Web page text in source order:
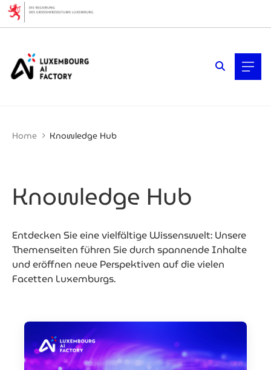
Home Knowledge Hub
Knowledge Hub
Entdecken Sie eine vielfältige Wissenswelt: Unsere
Themenseiten führen Sie durch spannende Inhalte
und eröffnen neue Perspektiven auf die vielen
Facetten Luxemburgs.
Cookies management panel